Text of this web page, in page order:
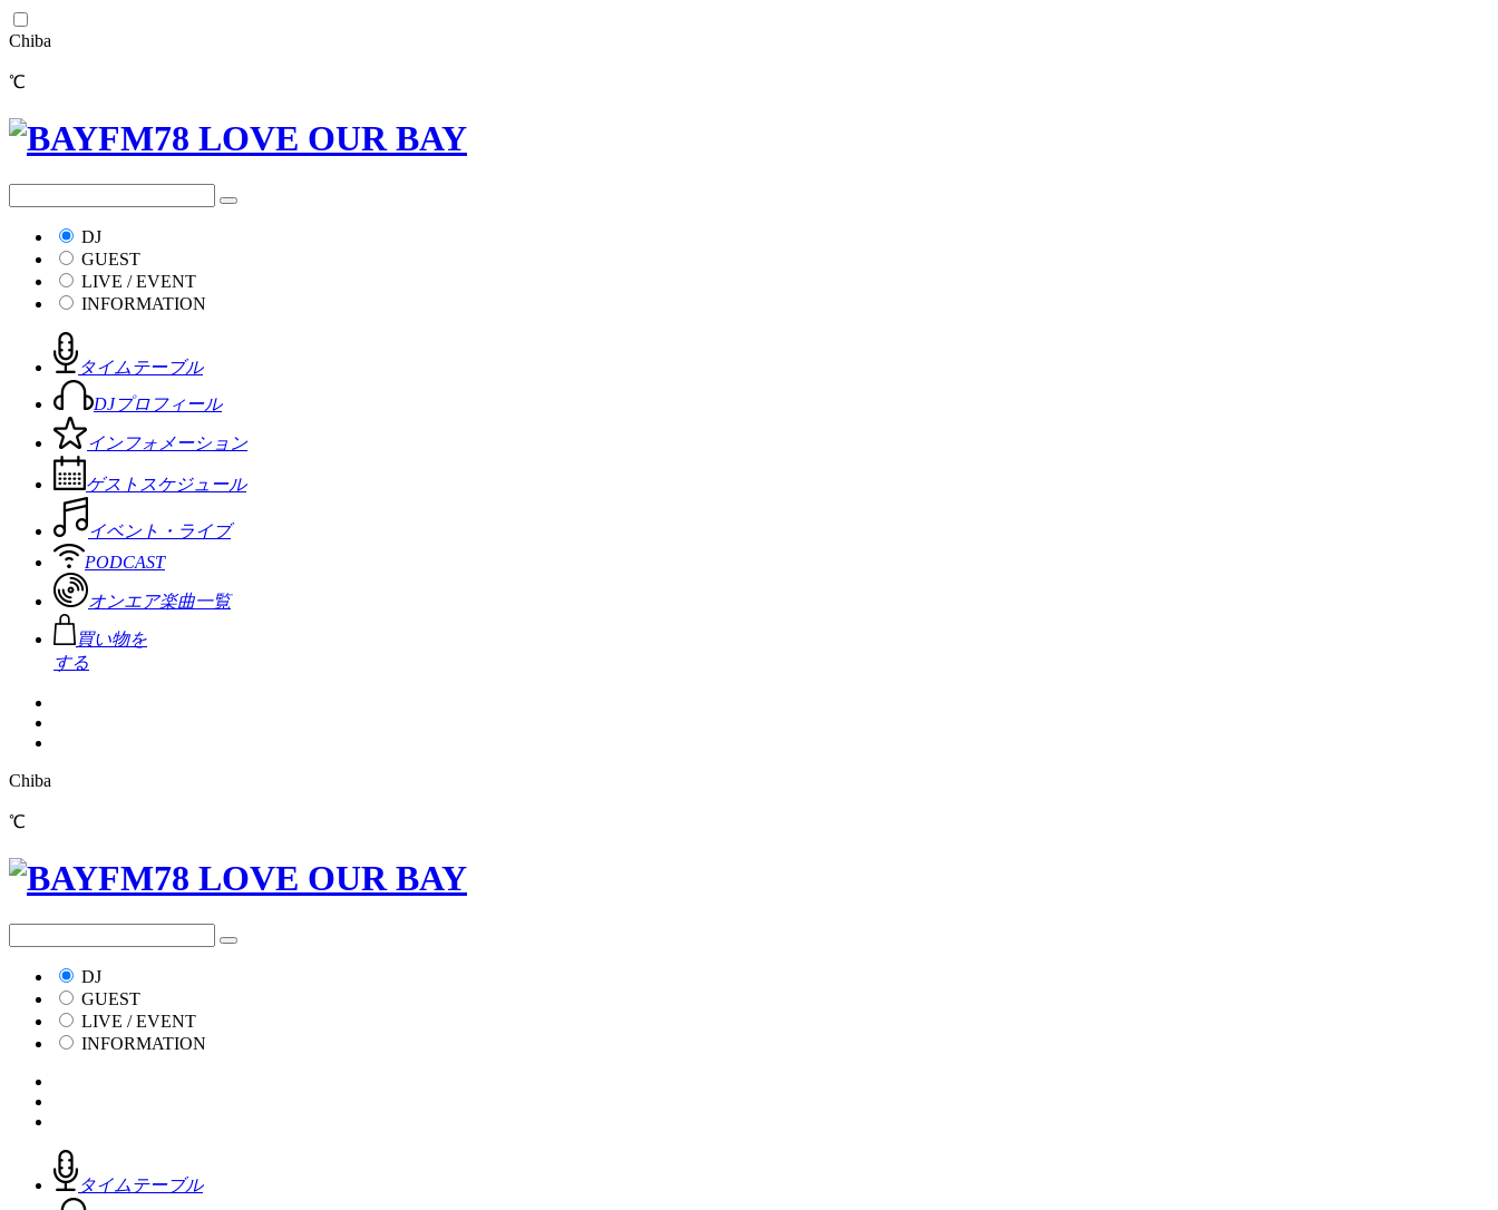
Chiba
℃
DJ
GUEST
LIVE / EVENT
INFORMATION
タイムテーブル
DJプロフィール
インフォメーション
ゲストスケジュール
イベント・ライブ
PODCAST
オンエア楽曲一覧
買い物を
する
Chiba
℃
DJ
GUEST
LIVE / EVENT
INFORMATION
タイムテーブル